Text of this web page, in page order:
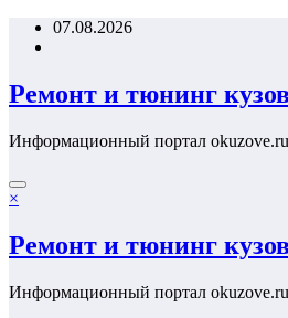
Перейти07.08.2026
Ремонт и тюнинг
Информационный портал okuzove.ru
×
Ремонт и тюнинг
Информационный портал okuzove.ru